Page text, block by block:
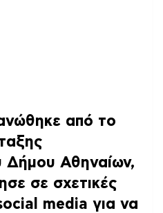
από το
Δήμου Αθηναίων,
σε σχετικές
media για να